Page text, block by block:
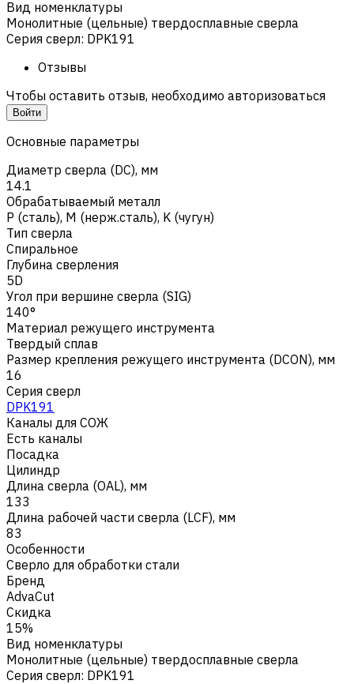
Вид номенклатуры
Монолитные (цельные) твердосплавные сверла
Серия сверл: DPK191
Отзывы
Чтобы оставить отзыв, необходимо авторизоваться
Войти
Основные параметры
Диаметр сверла (DC), мм
14.1
Обрабатываемый металл
Р (сталь), M (нерж.сталь), K (чугун)
Тип сверла
Спиральное
Глубина сверления
5D
Угол при вершине сверла (SIG)
140°
Материал режущего инструмента
Твердый сплав
Размер крепления режущего инструмента (DCON), мм
16
Серия сверл
DPK191
Каналы для СОЖ
Есть каналы
Посадка
Цилиндр
Длина сверла (OAL), мм
133
Длина рабочей части сверла (LCF), мм
83
Особенности
Сверло для обработки стали
Бренд
AdvaCut
Скидка
15%
Вид номенклатуры
Монолитные (цельные) твердосплавные сверла
Серия сверл: DPK191